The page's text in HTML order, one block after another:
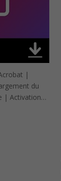
|
du
| Activation